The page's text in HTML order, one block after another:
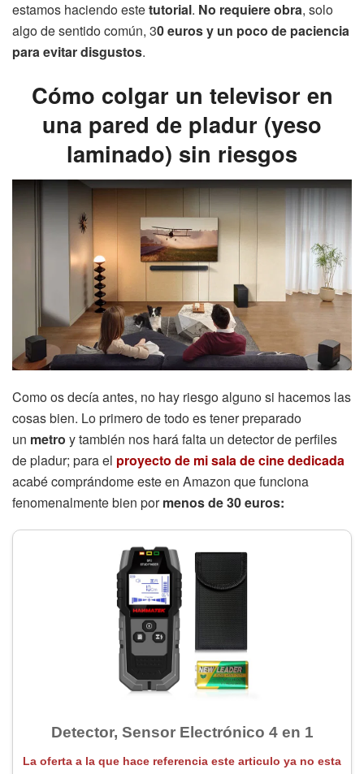
estamos haciendo estetutorial. No requiere obra, solo
algo de sentido común, 30 euros y un poco de paciencia
para evitar disgustos.
Cómo colgar un televisor en
una pared de pladur (yeso
laminado) sin riesgos
Como os decía antes, no hay riesgo alguno si hacemos las
cosas bien. Lo primero de todo es tener preparado
un metro y también nos hará falta un detector de perfiles
de pladur; para el proyecto de mi sala de cine dedicada
acabé comprándome este en Amazon que funciona
fenomenalmente bien pormenos de 30 euros:
Detector, Sensor Electrónico 4 en 1
La oferta a la que hace referencia este articulo ya no esta